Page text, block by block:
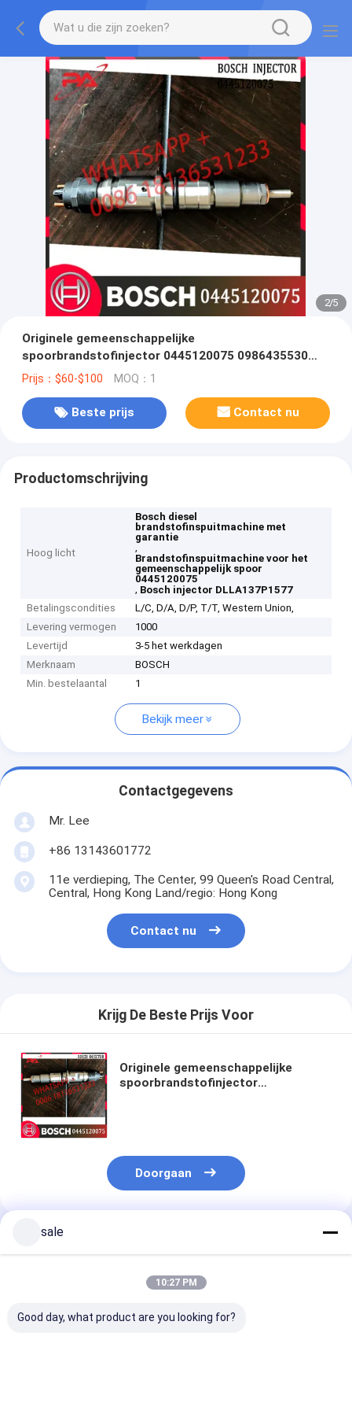
2/5
Originele gemeenschappelijke
spoorbrandstofinjector 0445120075 0986435530
DLLA137P1577 VOOR BOSCH-INJECTEUR 504128307
Prijs：$60-$100 MOQ：1
Beste prijs Contact nu
Productomschrijving
Hoog licht
Bosch diesel
brandstofinspuitmachine met
garantie
,
Brandstofinspuitmachine voor het
gemeenschappelijk spoor
0445120075
, Bosch injector DLLA137P1577
Betalingscondities
L/C, D/A, D/P, T/T, Western Union,
Levering vermogen
1000
Levertijd
3-5 het werkdagen
Merknaam
BOSCH
Min. bestelaantal
1
Bekijk meer
Contactgegevens
Mr. Lee
+86 13143601772
11e verdieping, The Center, 99 Queen's Road Central,
Central, Hong Kong Land/regio: Hong Kong
Contact nu
Krijg De Beste Prijs Voor
Originele gemeenschappelijke
spoorbrandstofinjector
Doorgaan
sale
10:27 PM
Good day, what product are you looking for?